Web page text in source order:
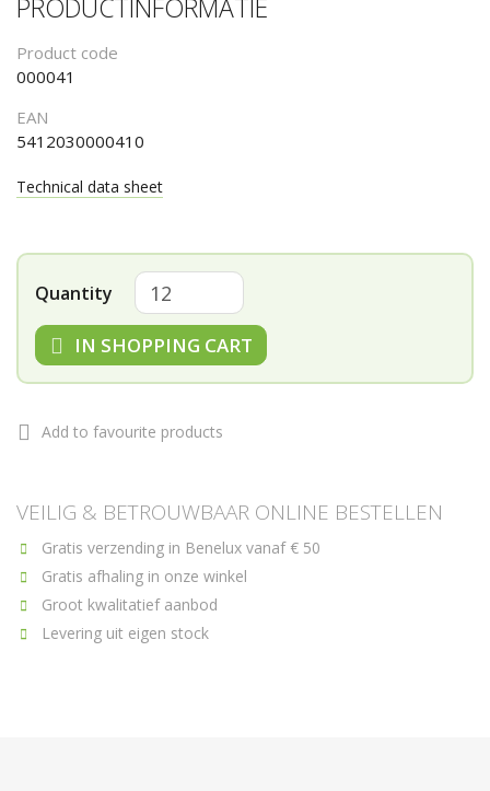
PRODUCTINFORMATIE
Product code
000041
EAN
5412030000410
Technical data sheet
Quantity
IN SHOPPING CART
Add to favourite products
VEILIG & BETROUWBAAR ONLINE BESTELLEN
Gratis verzending in Benelux vanaf € 50
Gratis afhaling in onze winkel
Groot kwalitatief aanbod
Levering uit eigen stock